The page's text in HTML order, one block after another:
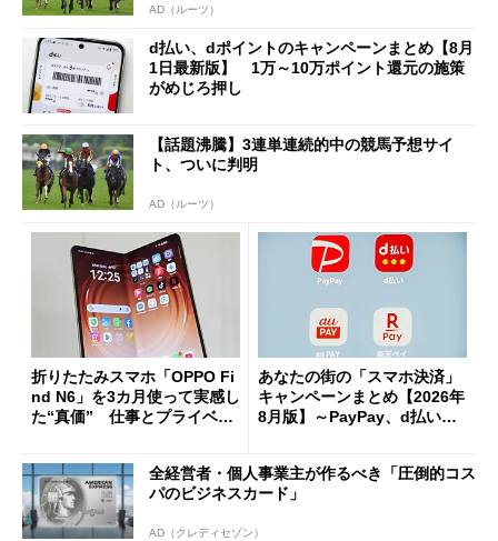
AD（ルーツ）
d払い、dポイントのキャンペーンまとめ【8月
1日最新版】 1万～10万ポイント還元の施策
がめじろ押し
【話題沸騰】3連単連続的中の競馬予想サイ
ト、ついに判明
AD（ルーツ）
折りたたみスマホ「OPPO Fi
nd N6」を3カ月使って実感し
た“真価” 仕事とプライベー
あなたの街の「スマホ決済」
キャンペーンまとめ【2026年
8月版】～PayPay、d払い、a
全経営者・個人事業主が作るべき「圧倒的コス
パのビジネスカード」
AD（クレディセゾン）